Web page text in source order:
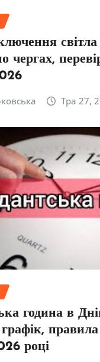
чергах,
Тра 27,
година в
році